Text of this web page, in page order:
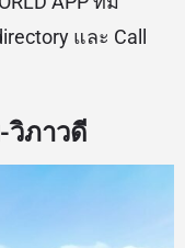
และ Call
วิภาวดี